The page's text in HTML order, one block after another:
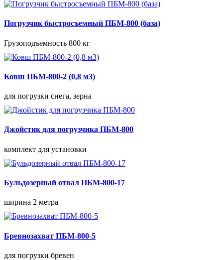
Погрузчик быстросъемный ПБМ-800 (база)
Грузоподъемность 800 кг
Ковш ПБМ-800-2 (0,8 м3)
для погрузки снега, зерна
Джойстик для погрузчика ПБМ-800
комплект для установки
Бульдозерный отвал ПБМ-800-17
ширина 2 метра
Бревнозахват ПБМ-800-5
для погрузки бревен